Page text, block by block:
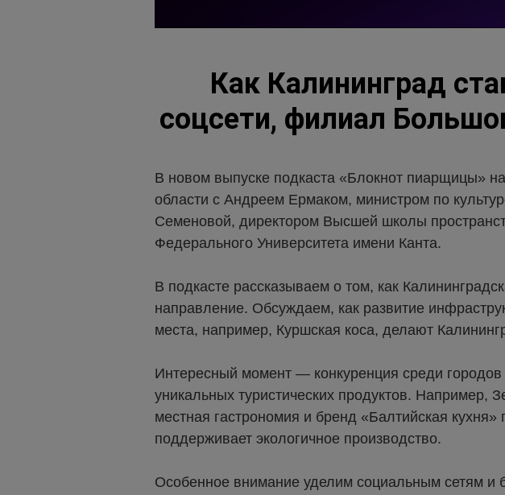
Как Калининград
соцсети, филиал
В новом выпуске подкаста «Блокнот пиарщицы»
области с Андреем Ермаком, министром по
Семеновой, директором Высшей школы
Федерального Университета имени Канта.
В подкасте рассказываем о том, как
направление. Обсуждаем, как развитие
места, например, Куршская коса, делают
Интересный момент — конкуренция среди
уникальных туристических продуктов. Например,
местная гастрономия и бренд «Балтийская
поддерживает экологичное производство.
Особенное внимание уделим социальным сетям и